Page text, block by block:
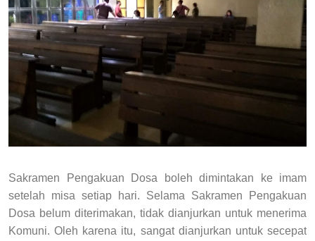
Sakramen Pengakuan Dosa boleh dimintakan ke imam
setelah misa setiap hari. Selama Sakramen Pengakuan
Dosa belum diterimakan, tidak dianjurkan untuk menerima
Komuni. Oleh karena itu, sangat dianjurkan untuk secepat